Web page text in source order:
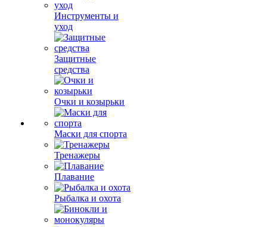
Инструменты и
уход
Защитные
средства
Очки и козырьки
Маски для спорта
Тренажеры
Плавание
Рыбалка и охота